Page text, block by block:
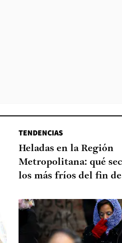
TENDENCIAS
Heladas en la Región
Metropolitana: qué
los más fríos del fin de